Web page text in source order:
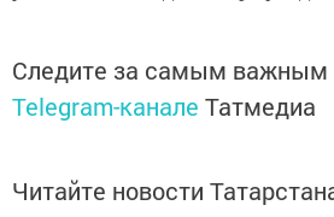
Следите за самым важным
Telegram-канале Татмедиа
Читайте новости